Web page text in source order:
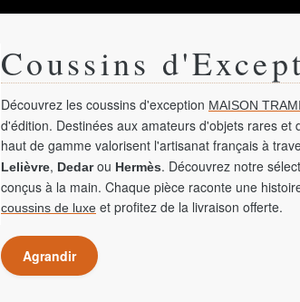
Coussins
Découvrez les coussins d'exception MAISON
d'édition. Destinées aux amateurs d'objets rares et
haut de gamme valorisent l'artisanat français à
Lelièvre, Dedarou Hermès. Découvrez notre
conçus à la main. Chaque pièce raconte une
coussins de luxe et profitez de la livraison offerte.
Agrandir